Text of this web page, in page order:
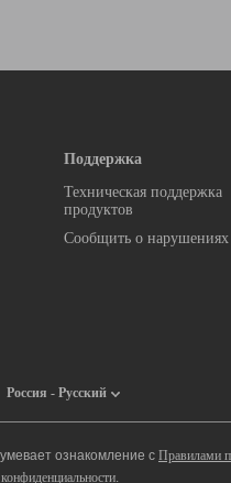
Поддержка
Техническая поддержка
продуктов
Сообщить о нарушениях
Россия - Русский
ознакомление с Правилами
.